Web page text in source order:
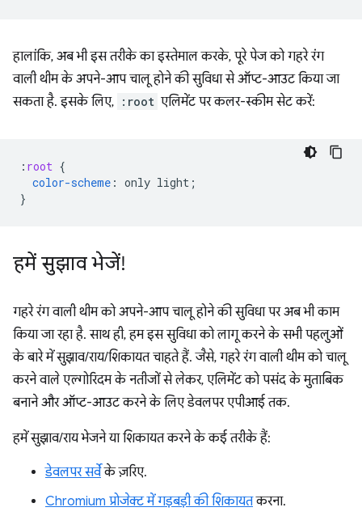
हालांकि, अब भी इस तरीके का इस्तेमाल करके, पूरे पेज को गहरे रंग
वाली थीम के अपने-आप चालू होने की सुविधा से ऑप्ट-आउट किया जा
सकता है. इसके लिए, :root एलिमेंट पर कलर-स्कीम सेट करें:
: root {
color-scheme : only light ;
}
हमें सुझाव भेजें!
गहरे रंग वाली थीम को अपने-आप चालू होने की सुविधा पर अब भी काम
किया जा रहा है. साथ ही, हम इस सुविधा को लागू करने के सभी पहलुओं
के बारे में सुझाव/राय/शिकायत चाहते हैं. जैसे, गहरे रंग वाली थीम को चालू
करने वाले एल्गोरिदम के नतीजों से लेकर, एलिमेंट को पसंद के मुताबिक
बनाने और ऑप्ट-आउट करने के लिए डेवलपर एपीआई तक.
हमें सुझाव/राय भेजने या शिकायत करने के कई तरीके हैं:
डेवलपर सर्वेके ज़रिए.
Chromium प्रोजेक्ट में गड़बड़ी की शिकायतकरना.